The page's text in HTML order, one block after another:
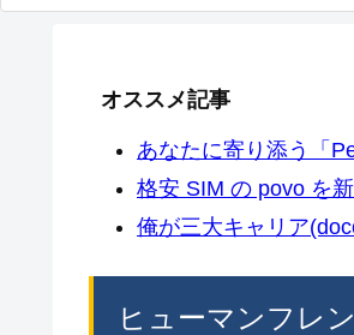
オススメ記事
あなたに寄り添う「
格安 SIM の povo を
俺が三大キャリア
ヒューマンフレ